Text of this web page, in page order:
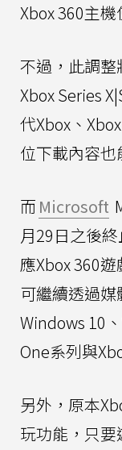
Xbox 360主
不過，此調整
Xbox Series
代Xbox、
位下載內容也
而 Microsoft
月29日之後
應Xbox 360
可繼續透過
Windows 10
One系列與
另外，原本
玩功能，只